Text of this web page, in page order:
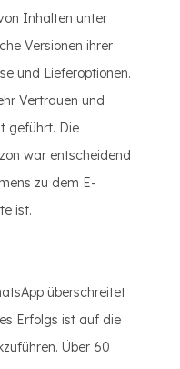
Inhalten unter
Versionen ihrer
und Lieferoptionen.
Vertrauen und
geführt. Die
war entscheidend
zu dem E-
ist.
überschreitet
Erfolgs ist auf die
Über 60